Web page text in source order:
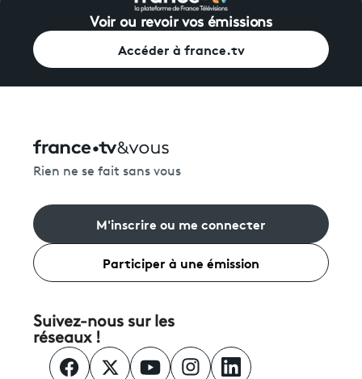
Voir ou revoir vos émissions
Accéder à france.tv
Rien ne se fait sans vous
M'inscrire ou me connecter
Participer à une émission
Suivez-nous sur les
réseaux !